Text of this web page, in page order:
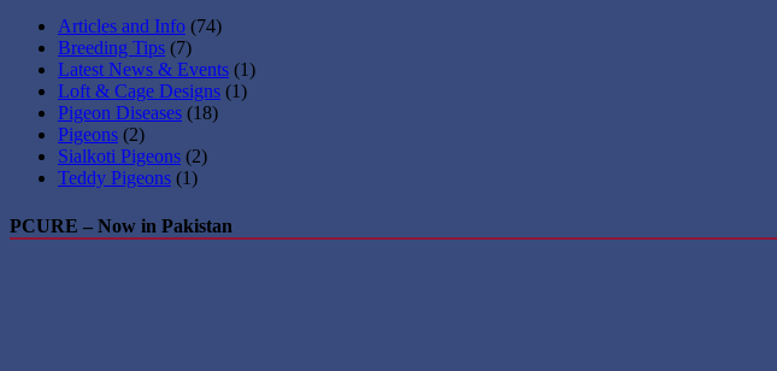
Articles and Info (74)
Breeding Tips (7)
Latest News & Events (1)
Loft & Cage Designs (1)
Pigeon Diseases (18)
Pigeons (2)
Sialkoti Pigeons (2)
Teddy Pigeons (1)
PCURE – Now in Pakistan